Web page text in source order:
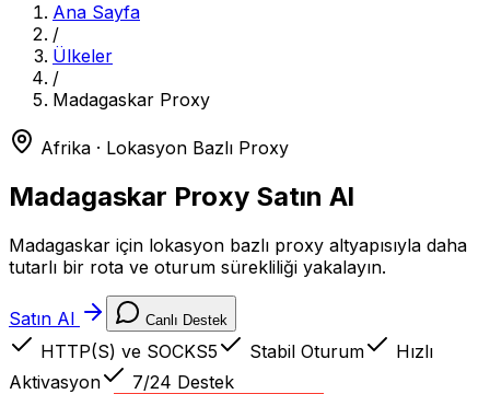
Ana Sayfa
/
Ülkeler
/
Madagaskar Proxy
Afrika · Lokasyon Bazlı Proxy
Madagaskar Proxy Satın Al
Madagaskar için lokasyon bazlı proxy altyapısıyla daha
tutarlı bir rota ve oturum sürekliliği yakalayın.
Satın Al Canlı Destek
HTTP(S) ve SOCKS5 Stabil Oturum
Hızlı
Aktivasyon
7/24 Destek